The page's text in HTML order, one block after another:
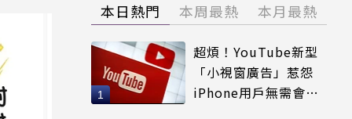
本日熱門 本周最熱 本月最熱
超煩！YouTube新型
「小視窗廣告」惹怨
iPhone用戶無需會員